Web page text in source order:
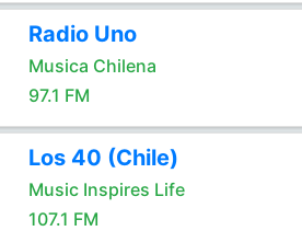
Radio Uno
Musica Chilena
97.1 FM
Los 40 (Chile)
Music Inspires Life
107.1 FM